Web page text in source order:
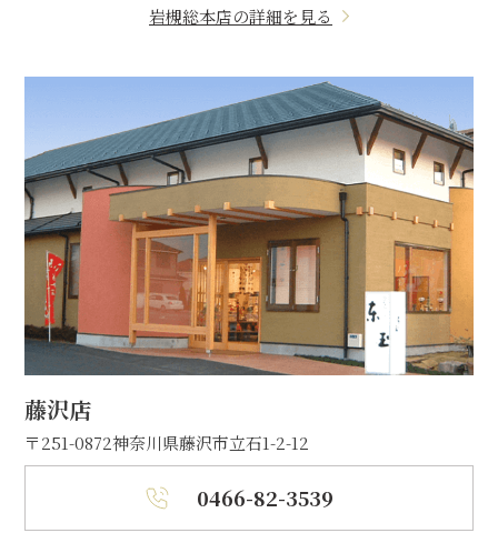
岩槻総本店の詳細を見る
藤沢店
〒251-0872神奈川県藤沢市立石1-2-12
0466-82-3539